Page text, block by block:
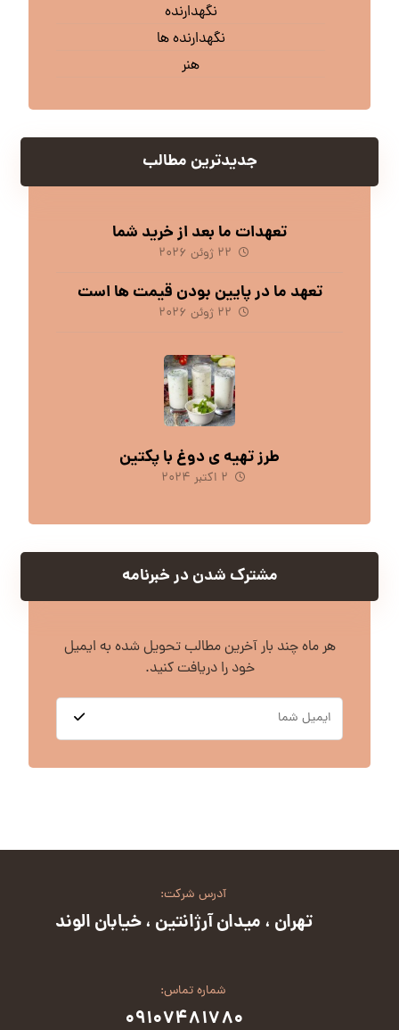
نگهدارنده
نگهدارنده ها
هنر
جدیدترین مطالب
تعهدات ما بعد از خرید شما
۲۲ ژوئن ۲۰۲۶
تعهد ما در پایین بودن قیمت ها است
۲۲ ژوئن ۲۰۲۶
طرز تهیه ی دوغ با پکتین
۲ اکتبر ۲۰۲۴
مشترک شدن در خبرنامه
هر ماه چند بار آخرین مطالب تحویل شده به ایمیل
خود را دریافت کنید.
آدرس شرکت:
تهران ، میدان آرژانتین ، خیابان الوند
شماره تماس:
۰۹۱۰۷۴۸۱۷۸۰